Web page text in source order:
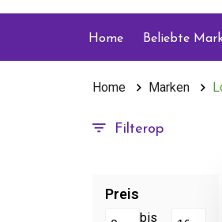
Home Beliebte
Home Marken
Filterop
Preis
bis